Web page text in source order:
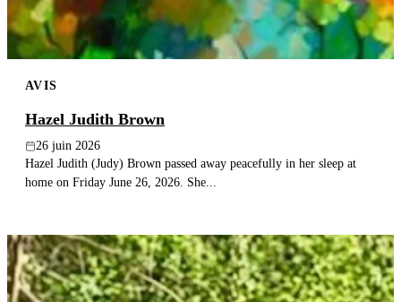
AVIS
Hazel Judith Brown
26 juin 2026
Hazel Judith (Judy) Brown passed away peacefully in her sleep at
home on Friday June 26, 2026. She...